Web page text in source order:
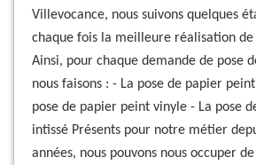
Villevocance, nous suivons quelques
chaque fois la meilleure réalisation de
Ainsi, pour chaque demande de pose
nous faisons : - La pose de papier
pose de papier peint vinyle - La pose
intissé Présents pour notre métier
années, nous pouvons nous occuper